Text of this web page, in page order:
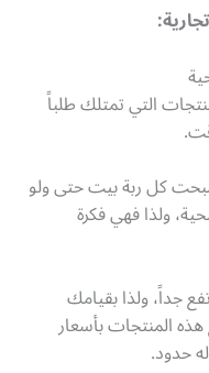
التي تمتلك طلباً
كل ربة بيت حتى ولو
ولذا فهي فكرة
جداً، ولذا بقيامك
المنتجات بأسعار
حدود.